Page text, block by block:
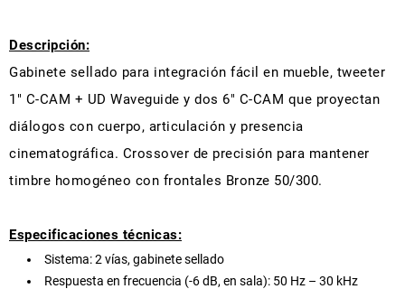
Descripción:
Gabinete sellado para integración fácil en mueble, tweeter
1" C-CAM + UD Waveguide y dos 6" C-CAM que proyectan
diálogos con cuerpo, articulación y presencia
cinematográfica. Crossover de precisión para mantener
timbre homogéneo con frontales Bronze 50/300.
Especificaciones técnicas:
Sistema: 2 vías, gabinete sellado
Respuesta en frecuencia (-6 dB, en sala): 50 Hz – 30 kHz